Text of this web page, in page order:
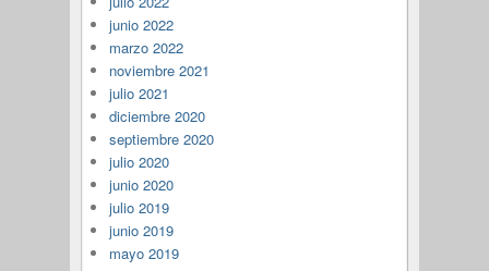
junio 2022
marzo 2022
noviembre 2021
julio 2021
diciembre 2020
septiembre 2020
julio 2020
junio 2020
julio 2019
junio 2019
mayo 2019